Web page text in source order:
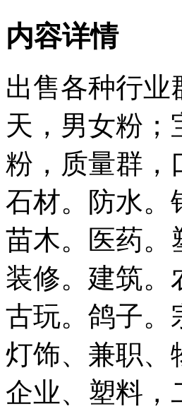
内容详情
出售各种行业
天，男女粉；
粉，质量群，
石材。防水。
苗木。医药。
装修。建筑。
古玩。鸽子。
灯饰、兼职、
企业、塑料，